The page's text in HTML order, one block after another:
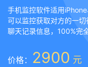
手机监控软件适用
可以监控获取对方的一
聊天记录信息，100%完
价格： 2900 元